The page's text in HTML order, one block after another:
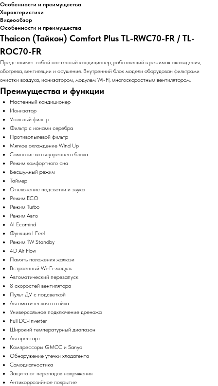
Особенности и преимущества
Характеристики
Видеообзор
Особенности и преимущества
Thaicon (Тайкон) Comfort Plus TL-RWC70-FR / TL-
ROC70-FR
Представляет собой настенный кондиционер, работающий в режимах охлаждения,
обогрева, вентиляции и осушения. Внутренний блок модели оборудован фильтрами
очистки воздуха, ионизатором, модулем Wi-Fi, многоскоростным вентилятором.
Преимущества и функции
Настенный кондиционер
Ионизатор
Угольный фильтр
Фильтр с ионами серебра
Противопылевой фильтр
Мягкое охлаждение Wind Up
Самоочистка внутреннего блока
Режим комфортного сна
Бесшумный режим
Таймер
Отключение подсветки и звука
Режим ECO
Режим Turbo
Режим Авто
AI Ecomind
Функция I Feel
Режим 1W Standby
4D Air Flow
Память положения жалюзи
Встроенный Wi-Fi-модуль
Автоматический перезапуск
8 скоростей вентилятора
Пульт ДУ с подсветкой
Автоматическая оттайка
Универсальное подключение дренажа
Full DC-Inverter
Широкий температурный диапазон
Авторестарт
Компрессоры GMCC и Sanyo
Обнаружение утечки хладагента
Самодиагностика
Защита от перепадов напряжения
Антикоррозийное покрытие